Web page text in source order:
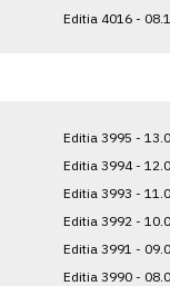
Editia 4016 -
Editia 3995 -
Editia 3994 -
Editia 3993 -
Editia 3992 -
Editia 3991 -
Editia 3990 -